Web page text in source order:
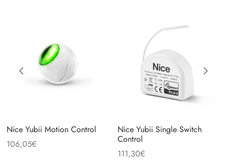
Nice Yubii Motion Control
106,05€
Nice Yubii Single Switch
Control
111,30€